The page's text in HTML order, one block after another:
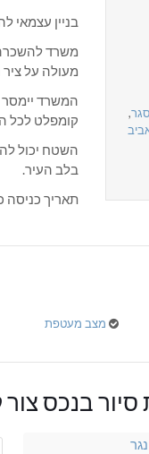
,
בניין עצמאי
מעולה על
המשרד יימסר
קומפלט לכל
השטח יכול
בלב העיר.
תאריך כניסה כ 4 חודשים לאחר חתימת
מצב מעטפת
בנכס צור